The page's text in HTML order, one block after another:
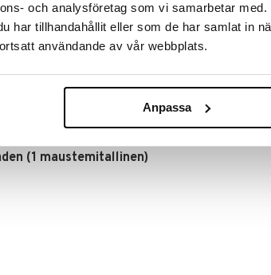
och analysföretag som vi samarbetar
har tillhandahållit eller som de har samlat in
användande av vår webbplats.
Anpassa
ei tule ylittää. Ravintolisää ei tule käyttää
Säilytetään pienten lasten ulottumattomissa.
(1 maustemitallinen)